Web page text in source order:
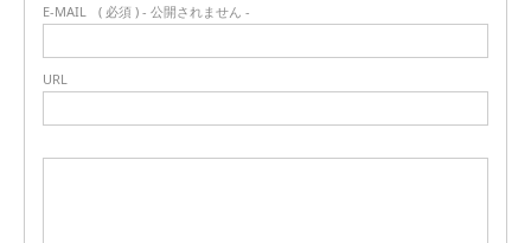
E-MAIL ( 必須 ) - 公開されません -
URL